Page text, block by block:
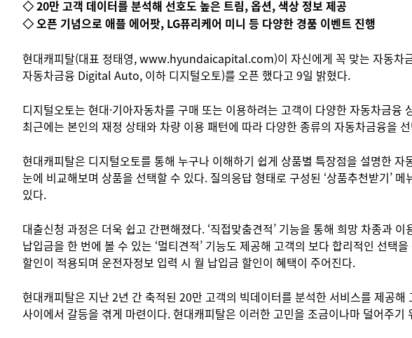
◇ 20만 고객 데이터를 분석해 선호도 높은 트림, 옵션, 색상 정보 제공
◇ 오픈 기념으로 애플 에어팟, LG퓨리케어 미니 등 다양한 경품 이벤트 진행
현대캐피탈(대표 정태영, www.hyundaicapital.com)이 자신에게 꼭 맞는 자동차
자동차금융 Digital Auto, 이하 디지털오토)를 오픈 했다고 9일 밝혔다.
디지털오토는 현대·기아자동차를 구매 또는 이용하려는 고객이 다양한 자동차금
최근에는 본인의 재정 상태와 차량 이용 패턴에 따라 다양한 종류의 자동차금융을
현대캐피탈은 디지털오토를 통해 누구나 이해하기 쉽게 상품별 특장점을 설명한
눈에 비교해보며 상품을 선택할 수 있다. 질의응답 형태로 구성된 ‘상품추천받기’
있다.
대출신청 과정은 더욱 쉽고 간편해졌다. ‘직접맞춤견적’ 기능을 통해 희망 차종과
납입금을 한 번에 볼 수 있는 ‘멀티견적’ 기능도 제공해 고객의 보다 합리적인 선
할인이 적용되며 운전자정보 입력 시 월 납입금 할인이 혜택이 주어진다.
현대캐피탈은 지난 2년 간 축적된 20만 고객의 빅데이터를 분석한 서비스를 제공
사이에서 갈등을 겪게 마련이다. 현대캐피탈은 이러한 고민을 조금이나마 덜어주